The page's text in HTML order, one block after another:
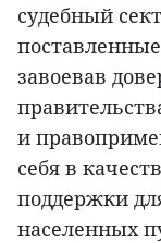
судебный
завоевав
и
себя в
поддержки
населенных